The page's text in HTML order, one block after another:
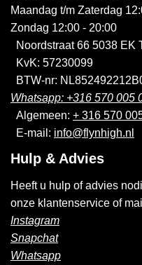
Maandag t/m Zaterdag
Zondag 12:00 - 20:00
Noordstraat 66 5038 EK
KvK: 57230099
BTW-nr:
Whatsapp: +316 570 005
Algemeen: + 316 570
E-mail: info@flynhigh.nl
Hulp & Advies
Heeft u hulp of advies
onze klantenservice of
Instagram
Snapchat
Whatsapp